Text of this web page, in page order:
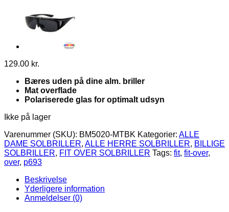
129.00 kr.
Bæres uden på dine alm. briller
Mat overflade
Polariserede glas for optimalt udsyn
Ikke på lager
Varenummer (SKU): BM5020-MTBK Kategorier: ALLE
DAME SOLBRILLER, ALLE HERRE SOLBRILLER, BILLIGE
SOLBRILLER, FIT OVER SOLBRILLER Tags: fit, fit-over,
over, p693
Beskrivelse
Yderligere information
Anmeldelser (0)